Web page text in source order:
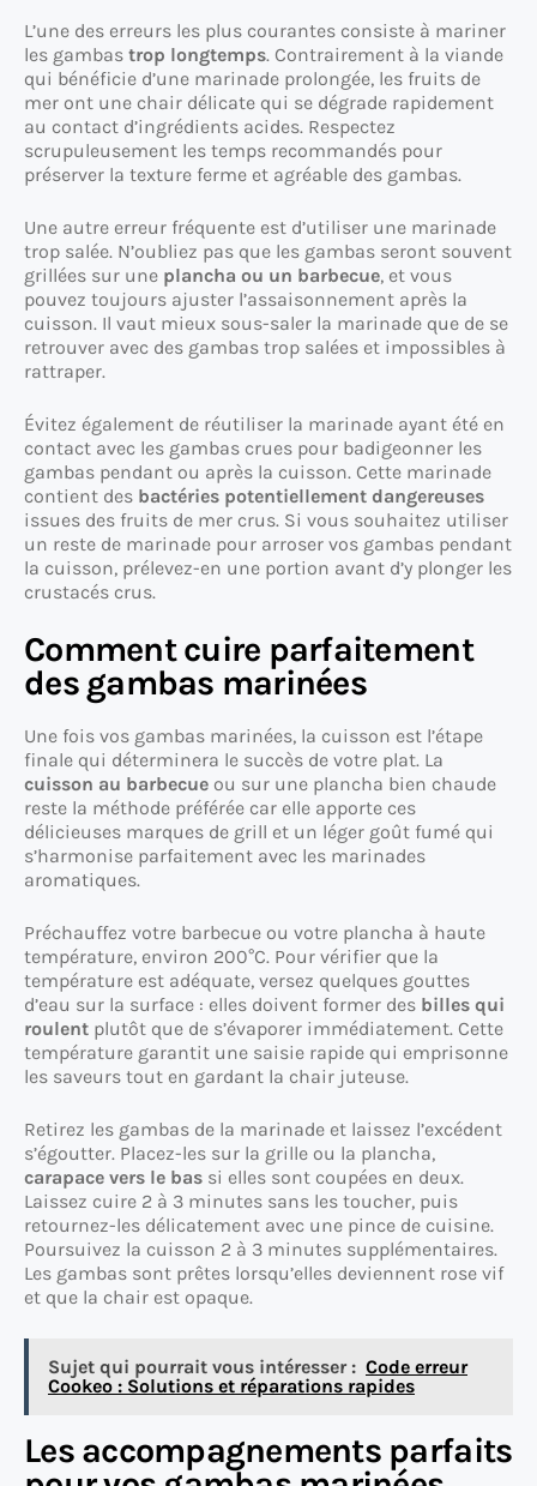
L’une des erreurs les plus courantes consiste à mariner
les gambas trop longtemps. Contrairement à la viande
qui bénéficie d’une marinade prolongée, les fruits de
mer ont une chair délicate qui se dégrade rapidement
au contact d’ingrédients acides. Respectez
scrupuleusement les temps recommandés pour
préserver la texture ferme et agréable des gambas.
Une autre erreur fréquente est d’utiliser une marinade
trop salée. N’oubliez pas que les gambas seront souvent
grillées sur une plancha ou un barbecue, et vous
pouvez toujours ajuster l’assaisonnement après la
cuisson. Il vaut mieux sous-saler la marinade que de se
retrouver avec des gambas trop salées et impossibles à
rattraper.
Évitez également de réutiliser la marinade ayant été en
contact avec les gambas crues pour badigeonner les
gambas pendant ou après la cuisson. Cette marinade
contient des bactéries potentiellement dangereuses
issues des fruits de mer crus. Si vous souhaitez utiliser
un reste de marinade pour arroser vos gambas pendant
la cuisson, prélevez-en une portion avant d’y plonger les
crustacés crus.
Comment cuire parfaitement
des gambas marinées
Une fois vos gambas marinées, la cuisson est l’étape
finale qui déterminera le succès de votre plat. La
cuisson au barbecue ou sur une plancha bien chaude
reste la méthode préférée car elle apporte ces
délicieuses marques de grill et un léger goût fumé qui
s’harmonise parfaitement avec les marinades
aromatiques.
Préchauffez votre barbecue ou votre plancha à haute
température, environ 200°C. Pour vérifier que la
température est adéquate, versez quelques gouttes
d’eau sur la surface : elles doivent former des billes qui
roulent plutôt que de s’évaporer immédiatement. Cette
température garantit une saisie rapide qui emprisonne
les saveurs tout en gardant la chair juteuse.
Retirez les gambas de la marinade et laissez l’excédent
s’égoutter. Placez-les sur la grille ou la plancha,
carapace vers le bas si elles sont coupées en deux.
Laissez cuire 2 à 3 minutes sans les toucher, puis
retournez-les délicatement avec une pince de cuisine.
Poursuivez la cuisson 2 à 3 minutes supplémentaires.
Les gambas sont prêtes lorsqu’elles deviennent rose vif
et que la chair est opaque.
Sujet qui pourrait vous intéresser : Code erreur
Cookeo : Solutions et réparations rapides
Les accompagnements parfaits